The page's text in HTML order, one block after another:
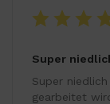
Super
Super
gearbeitet